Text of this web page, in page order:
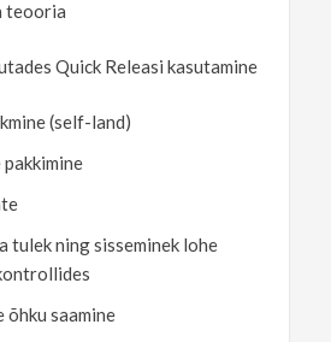
teooria
Quick Releasi kasutamine
(self-land)
tulek ning sisseminek lohe
õhku saamine